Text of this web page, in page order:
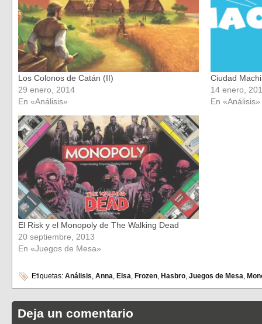
Los Colonos de Catán (II)
29 enero, 2014
En «Análisis»
Ciudad
14 enero,
En «Análisis»
El Risk y el Monopoly de The Walking Dead
20 septiembre, 2013
En «Juegos de Mesa»
Etiquetas: Análisis, Anna, Elsa, Frozen, Hasbro, Juegos de Mesa,
Deja un comentario